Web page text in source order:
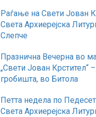
Раѓање на Свети Јован
Света Архиерејска
Слепче
Празнична Вечерна во
„Свети Јован Крстител“
гробишта, во Битола
Петта недела по
Света Архиерејска